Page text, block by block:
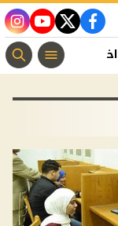
facebook
twitter
youtube
اخبار الفن منوعات